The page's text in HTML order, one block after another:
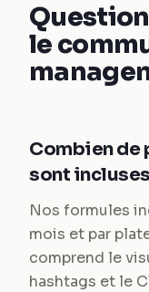
le
Combien de
sont
Nos formules
mois et par
comprend le
hashtags et le